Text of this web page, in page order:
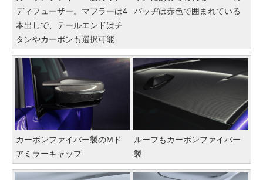
ディフューザー。マフラーは4
本出しで、テールエンドはチ
タンやカーボンも選択可能
バッヂは赤色で囲まれている
カーボンファイバー製のMド
アミラーキャップ
ルーフもカーボンファイバー
製